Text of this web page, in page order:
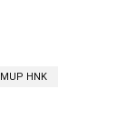
MUP HNK